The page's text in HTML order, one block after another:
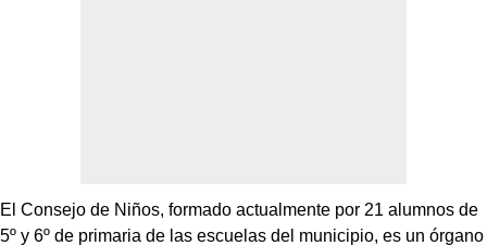
El Consejo de Niños, formado actualmente por 21 alumnos de
5º y 6º de primaria de las escuelas del municipio, es un órgano